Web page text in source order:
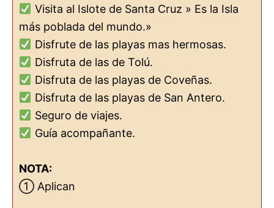
Visita al Islote de Santa Cruz » Es la Isla
más poblada del mundo.»
Disfrute de las playas mas hermosas.
Disfruta de las de Tolú.
Disfruta de las playas de Coveñas.
Disfruta de las playas de San Antero.
Seguro de viajes.
Guía acompañante.
NOTA:
① Aplican